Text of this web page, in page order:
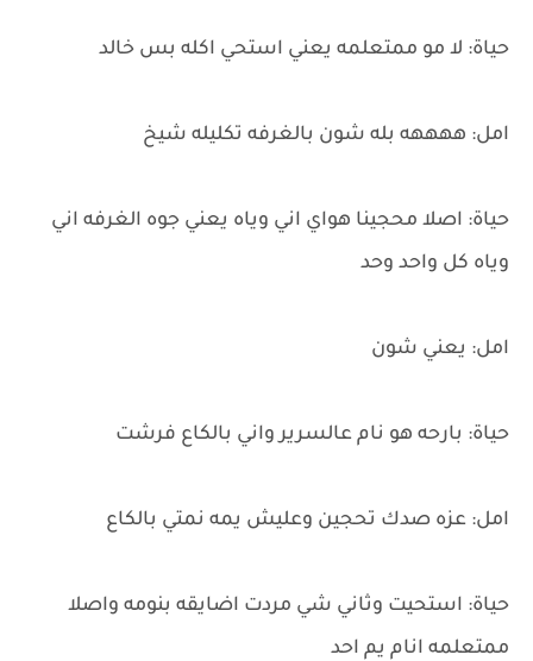
حياة: لا مو ممتعلمه يعني استحي اكله بس خالد
امل: ههههه بله شون بالغرفه تكليله شيخ
حياة: اصلا محجينا هواي اني وياه يعني جوه الغرفه اني
وياه كل واحد وحد
امل: يعني شون
حياة: بارحه هو نام عالسرير واني بالكاع فرشت
امل: عزه صدك تحجين وعليش يمه نمتي بالكاع
حياة: استحيت وثاني شي مردت اضايقه بنومه واصلا
ممتعلمه انام يم احد